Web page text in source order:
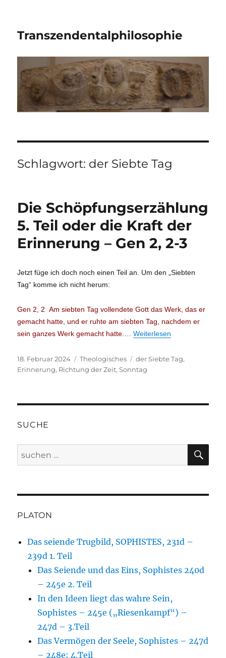
Transzendentalphilosophie
Schlagwort: der Siebte Tag
Die Schöpfungserzählung
5. Teil oder die Kraft der
Erinnerung – Gen 2, 2-3
Jetzt füge ich doch noch einen Teil an. Um den „Siebten
Tag“ komme ich nicht herum:
Gen 2, 2 Am siebten Tag vollendete Gott das Werk, das er
gemacht hatte, und er ruhte am siebten Tag, nachdem er
sein ganzes Werk gemacht hatte.
…Weiterlesen
Veröffentlicht
am
18. Februar 2024 Kategorien
Theologisches Schlagwörter
der Siebte Tag,
Erinnerung, Richtung der Zeit,Sonntag
SUCHE
Suche
nach:
PLATON
Das seiende Trugbild, SOPHISTES, 231d –
239d 1. Teil
Das Seiende und das Eins, Sophistes 240d
– 245e 2. Teil
In den Ideen liegt das wahre Sein,
Sophistes – 245e („Riesenkampf“) –
247d – 3.Teil
Das Vermögen der Seele, Sophistes – 247d
– 248e; 4.Teil